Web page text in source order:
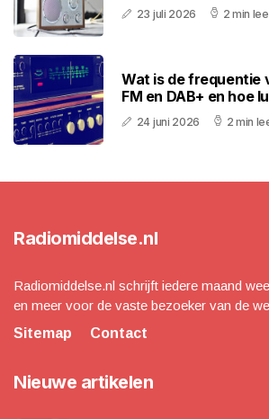
23 juli 2026 2 min
Wat is de frequentie
FM en DAB+ en hoe
24 juni 2026 2 min
Radiomiddelse.nl
Radiomiddelse.nl schrijft iedere maand
en meer voor de vaste bezoeker van de
Sitemap
Contact
Nieuwe artikelen